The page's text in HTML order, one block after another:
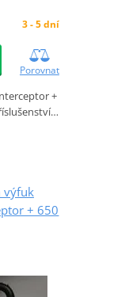
3 - 5 dní
Porovnat
+
výfuk
+ 650